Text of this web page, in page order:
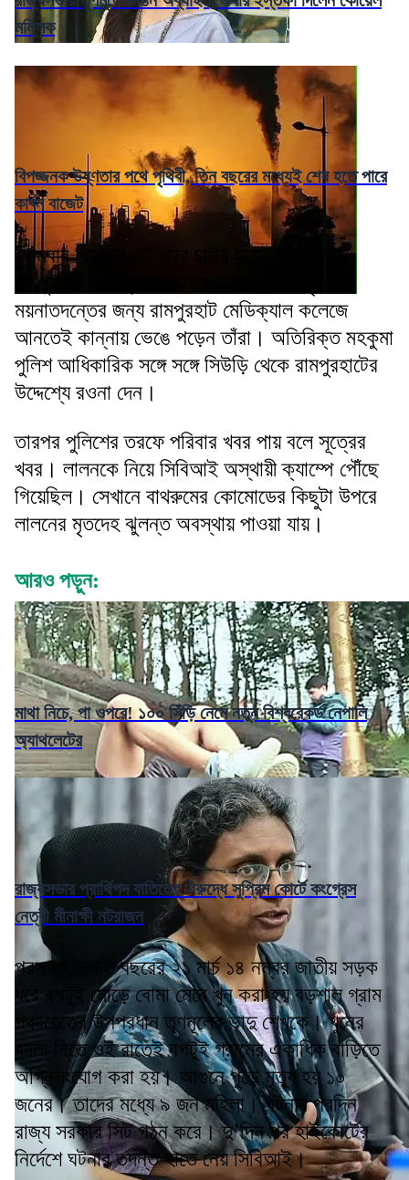
মল্লিক
বিপজ্জনক উষ্ণতার পথে পৃথিবী, তিন বছরের মধ্যেই শেষ হতে পারে
কার্বন বাজেট
সোমবার বিকেলে এই খবর চাউর হতেই পরিজনেরা
রামপুরহাট মেডিক্যাল কলেজে হাজির হন। মৃতদেহ
ময়নাতদন্তের জন্য রামপুরহাট মেডিক্যাল কলেজে
আনতেই কান্নায় ভেঙে পড়েন তাঁরা। অতিরিক্ত মহকুমা
পুলিশ আধিকারিক সঙ্গে সঙ্গে সিউড়ি থেকে রামপুরহাটের
উদ্দেশ্যে রওনা দেন।
তারপর পুলিশের তরফে পরিবার খবর পায় বলে সূত্রের
খবর। লালনকে নিয়ে সিবিআই অস্থায়ী ক্যাম্পে পৌঁছে
গিয়েছিল। সেখানে বাথরুমের কোমোডের কিছুটা উপরে
লালনের মৃতদেহ ঝুলন্ত অবস্থায় পাওয়া যায়।
আরও পড়ুন:
মাথা নিচে, পা ওপরে! ১০০ সিঁড়ি নেমে নতুন বিশ্বরেকর্ড নেপালি
অ্যাথলেটের
রাজ্যসভার প্রার্থিপদ বাতিলের বিরুদ্ধে সুপ্রিম কোর্টে কংগ্রেস
নেত্রী মীনাক্ষী নটরাজন
প্রসঙ্গত, চলতি বছরের ২১ মার্চ ১৪ নম্বর জাতীয় সড়ক
ধরে বগটুই মোড়ে বোমা মেরে খুন করা হয় বড়শাল গ্রাম
পঞ্চায়েতের উপপ্রধান তৃণমূলের ভাদু শেখকে। খুনের
বদলা নিতে ওই রাতেই বগটুই গ্রামের একাধিক বাড়িতে
অগ্নিসংযোগ করা হয়। আগুনে পুড়ে মৃত্যু হয় ১০
জনের। তাদের মধ্যে ৯ জন মহিলা। ঘটনার পরদিন
রাজ্য সরকার সিট গঠন করে। দু’দিন পর হাইকোর্টের
নির্দেশে ঘটনার তদন্ত হাতে নেয় সিবিআই।